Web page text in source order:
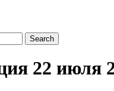
22 июля